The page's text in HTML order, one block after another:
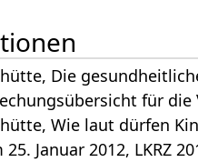
Die
für die
Wie laut dürfen
Januar 2012, LKRZ